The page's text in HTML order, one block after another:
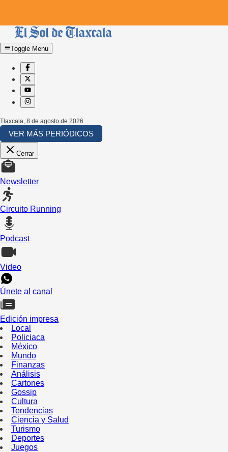
Toggle Menu
Tlaxcala 8 de agosto de 2026
VER MÁS PERIÓDICOS
Cerrar
Newsletter
Circuito Running
Podcast
Video
Únete al canal
Edición impresa
Local
Policiaca
México
Mundo
Finanzas
Análisis
Cartones
Gossip
Cultura
Tendencias
Ciencia y Salud
Turismo
Deportes
Juegos